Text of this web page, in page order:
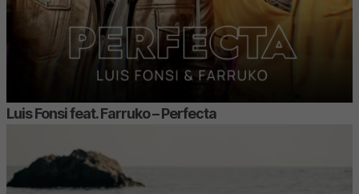
Luis Fonsi feat. Farruko – Perfecta